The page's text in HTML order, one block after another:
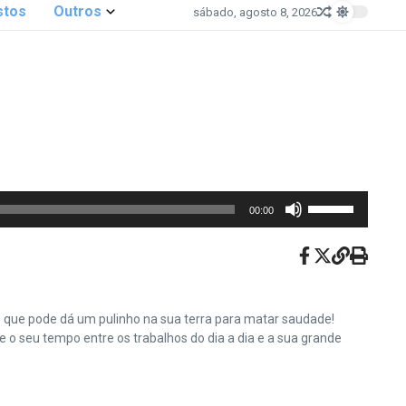
Outros sábado, agosto 8, 2026
00:00
para
para
baixo
pode dá um pulinho na sua terra para matar saudade!
seu tempo entre os trabalhos do dia a dia e a sua grande